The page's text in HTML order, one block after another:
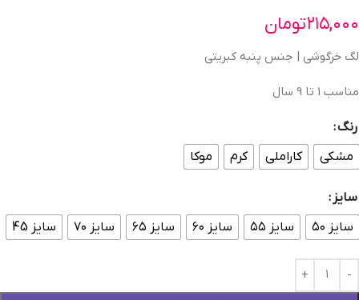
۲۱۵,۰۰۰تومان
لگ خرگوشی | جنس پنبه کبریتی
مناسب 1 تا 9 سال
رنگ
مشکی
کاراملی کرم موکا
سایز
سایز ۵۰
سایز ۵۵ سایز ۶۰ سایز ۶۵ سایز ۷۰ سایز 45